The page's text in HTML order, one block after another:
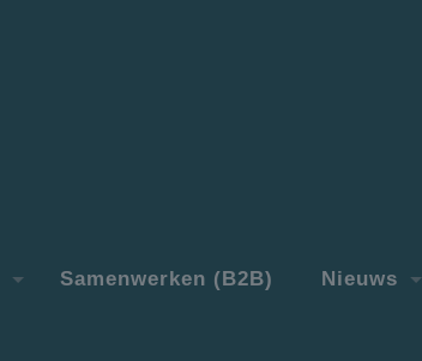
Samenwerken (B2B) Nieuws